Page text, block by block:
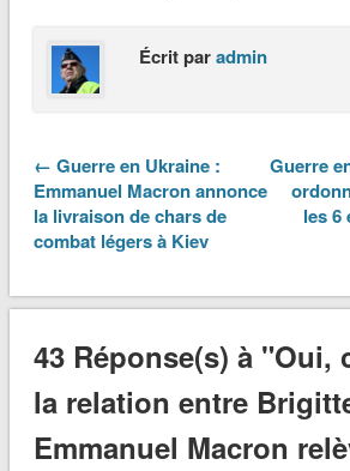
Écrit paradmin
← Guerre en Ukraine :
Emmanuel Macron annonce
la livraison de chars de
combat légers à Kiev
Guerre
les 6
43 Réponse(s) à "Oui,
la relation entre
Emmanuel Macron